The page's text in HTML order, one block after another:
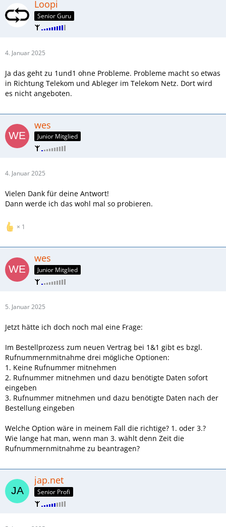
Loopi
Senior Guru
4. Januar 2025
Ja das geht zu 1und1 ohne Probleme. Probleme macht so etwas
in Richtung Telekom und Ableger im Telekom Netz. Dort wird
es nicht angeboten.
wes
Junior Mitglied
4. Januar 2025
Vielen Dank für deine Antwort!
Dann werde ich das wohl mal so probieren.
1
wes
Junior Mitglied
5. Januar 2025
Jetzt hätte ich doch noch mal eine Frage:
Im Bestellprozess zum neuen Vertrag bei 1&1 gibt es bzgl.
Rufnummernmitnahme drei mögliche Optionen:
1. Keine Rufnummer mitnehmen
2. Rufnummer mitnehmen und dazu benötigte Daten sofort
eingeben
3. Rufnummer mitnehmen und dazu benötigte Daten nach der
Bestellung eingeben
Welche Option wäre in meinem Fall die richtige? 1. oder 3.?
Wie lange hat man, wenn man 3. wählt denn Zeit die
Rufnummernmitnahme zu beantragen?
jap.net
Senior Profi